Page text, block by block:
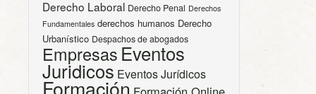
Derecho Laboral Derecho Penal Derechos
Fundamentales derechos humanos Derecho
Urbanístico Despachos de abogados
Empresas Eventos
Juridicos Eventos Jurídicos
Formación